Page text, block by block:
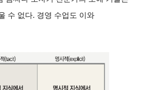
수 없다. 경영 수업도 이와